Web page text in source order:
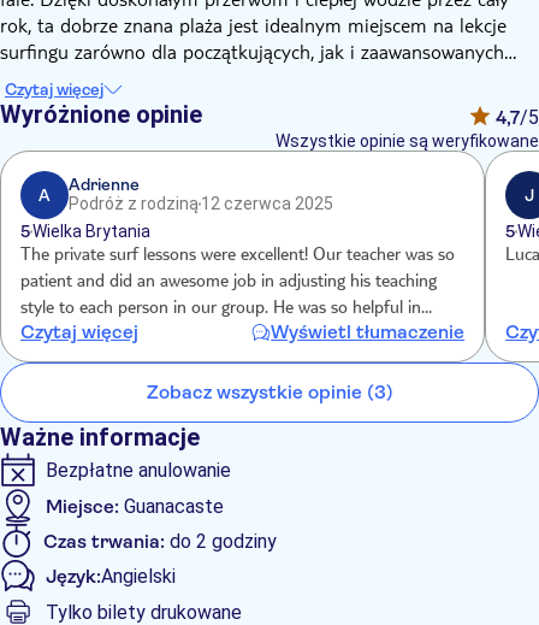
rok, ta dobrze znana plaża jest idealnym miejscem na lekcje
surfingu zarówno dla początkujących, jak i zaawansowanych
surferów. Podczas tych 2-godzinnych zajęć amatorzy mogą
opanować podstawy na lądzie przed uderzeniem w fale,
podczas gdy doświadczeni surferzy będą doskonalić swoje
umiejętności pod okiem doświadczonego instruktora.
Czytaj więcej
Wyróżnione opinie 4,7/5
Wszystkie opinie są weryfikowane
A
Adrienne
Podróż z rodziną 12 czerwca 2025
5Wielka Brytania
The private surf lessons were excellent! Our teacher was so
patient and did an awesome job in adjusting his teaching
style to each person in our group. He was so helpful in
getting every person in our group up and riding the waves.
We will definitely book future tours.
Czytaj więcej Wyświetl tłumaczenie
J
5
Zobacz wszystkie opinie (3)
Ważne informacje
Bezpłatne anulowanie
Miejsce: Guanacaste
Czas trwania: do 2 godziny
Język:Angielski
Tylko bilety drukowane